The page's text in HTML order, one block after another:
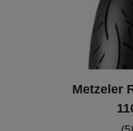
Metzeler